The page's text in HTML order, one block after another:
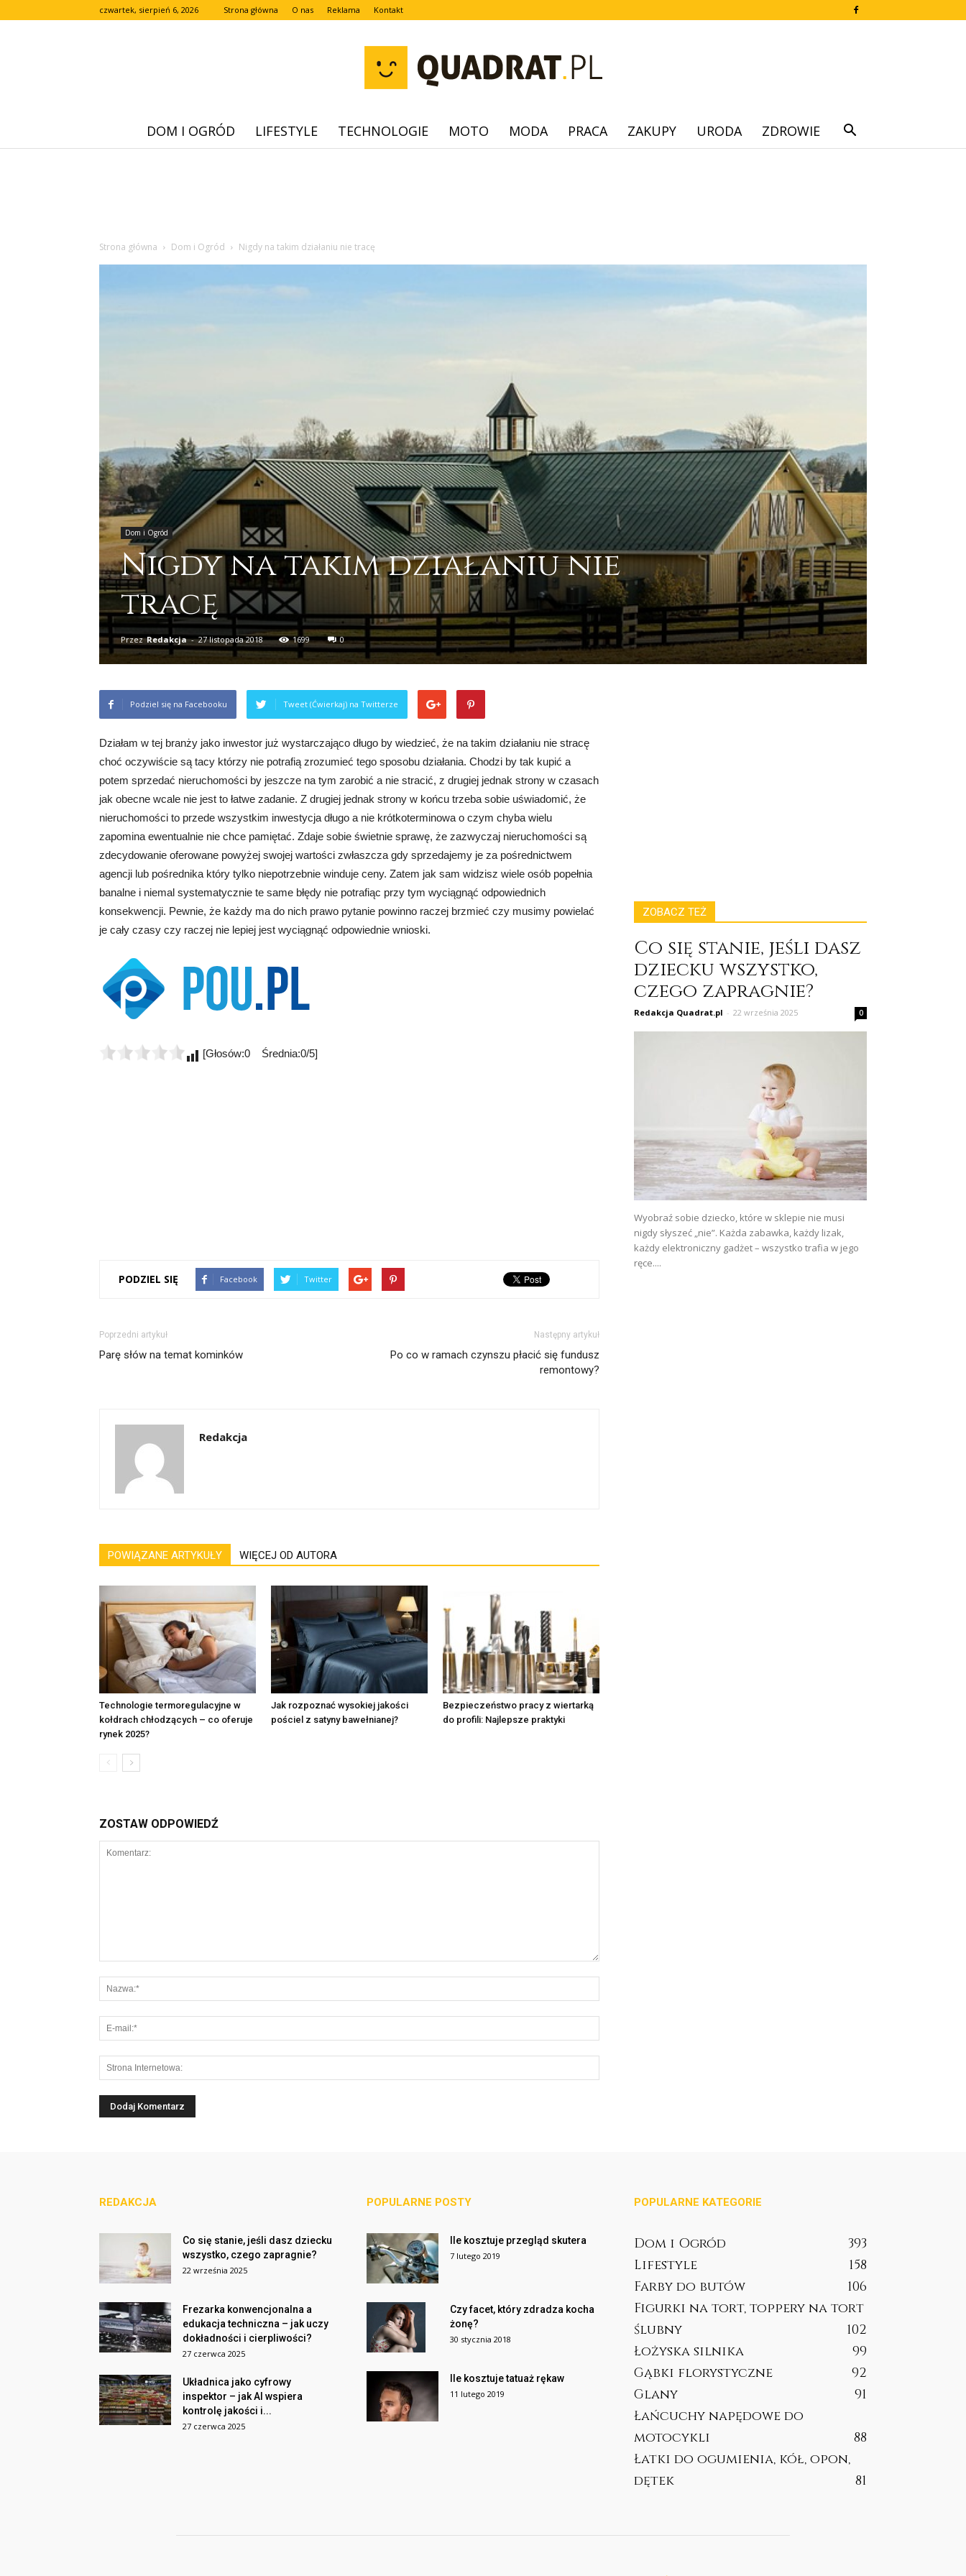
czwartek, sierpień 6, 2026 Strona główna O nas Reklama Kontakt
quadrat.pl
DOM I OGRÓD LIFESTYLE TECHNOLOGIE MOTO MODA PRACA ZAKUPY URODA ZDROWIE
Strona główna Dom i Ogród Nigdy na takim działaniu nie tracę
Dom i Ogród
Nigdy na takim działaniu nie
tracę
Przez Redakcja - 27 listopada 2018 1699 0
Podziel się na Facebooku Tweet (Ćwierkaj) na Twitterze
Działam w tej branży jako inwestor już wystarczająco długo by wiedzieć, że na takim działaniu nie stracę
choć oczywiście są tacy którzy nie potrafią zrozumieć tego sposobu działania. Chodzi by tak kupić a
potem sprzedać nieruchomości by jeszcze na tym zarobić a nie stracić, z drugiej jednak strony w czasach
jak obecne wcale nie jest to łatwe zadanie. Z drugiej jednak strony w końcu trzeba sobie uświadomić, że
nieruchomości to przede wszystkim inwestycja długo a nie krótkoterminowa o czym chyba wielu
zapomina ewentualnie nie chce pamiętać. Zdaje sobie świetnie sprawę, że zazwyczaj nieruchomości są
zdecydowanie oferowane powyżej swojej wartości zwłaszcza gdy sprzedajemy je za pośrednictwem
agencji lub pośrednika który tylko niepotrzebnie winduje ceny. Zatem jak sam widzisz wiele osób popełnia
banalne i niemal systematycznie te same błędy nie potrafiąc przy tym wyciągnąć odpowiednich
konsekwencji. Pewnie, że każdy ma do nich prawo pytanie powinno raczej brzmieć czy musimy powielać
je cały czasy czy raczej nie lepiej jest wyciągnąć odpowiednie wnioski.
[Głosów:0 Średnia:0/5]
PODZIEL SIĘ Facebook Twitter
Poprzedni artykuł
Parę słów na temat kominków
Następny artykuł
Po co w ramach czynszu płacić się fundusz
remontowy?
Redakcja
POWIĄZANE ARTYKUŁY WIĘCEJ OD AUTORA
Technologie termoregulacyjne w
kołdrach chłodzących – co oferuje
rynek 2025?
Jak rozpoznać wysokiej jakości
pościel z satyny bawełnianej?
Bezpieczeństwo pracy z wiertarką
do profili: Najlepsze praktyki
ZOSTAW ODPOWIEDŹ
ZOBACZ TEŻ
Co się stanie, jeśli dasz
dziecku wszystko,
czego zapragnie?
Redakcja Quadrat.pl - 22 września 2025 0
Wyobraź sobie dziecko, które w sklepie nie musi
nigdy słyszeć „nie”. Każda zabawka, każdy lizak,
każdy elektroniczny gadżet – wszystko trafia w jego
ręce....
REDAKCJA
Co się stanie, jeśli dasz dziecku
wszystko, czego zapragnie?
22 września 2025
Frezarka konwencjonalna a
edukacja techniczna – jak uczy
dokładności i cierpliwości?
27 czerwca 2025
Układnica jako cyfrowy
inspektor – jak AI wspiera
kontrolę jakości i...
27 czerwca 2025
POPULARNE POSTY
Ile kosztuje przegląd skutera
7 lutego 2019
Czy facet, który zdradza kocha
żonę?
30 stycznia 2018
Ile kosztuje tatuaż rękaw
11 lutego 2019
POPULARNE KATEGORIE
Dom i Ogród
393
Lifestyle
158
Farby do butów
106
Figurki na tort, toppery na tort
ślubny
102
Łożyska silnika
99
Gąbki florystyczne
92
Glany
91
Łańcuchy napędowe do
motocykli
88
Łatki do ogumienia, kół, opon,
dętek
81